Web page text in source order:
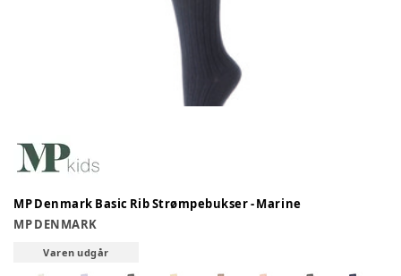
MP Denmark Basic Rib Strømpebukser - Marine
MP DENMARK
Varen udgår